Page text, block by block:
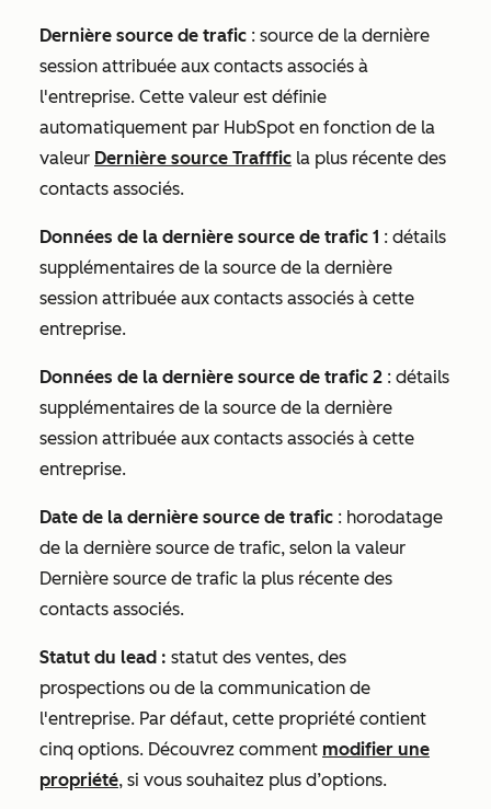
Dernière source de trafic : source de la dernière
session attribuée aux contacts associés à
l'entreprise. Cette valeur est définie
automatiquement par HubSpot en fonction de la
valeur Dernière source Trafffic la plus récente des
contacts associés.
Données de la dernière source de trafic 1 : détails
supplémentaires de la source de la dernière
session attribuée aux contacts associés à cette
entreprise.
Données de la dernière source de trafic 2 : détails
supplémentaires de la source de la dernière
session attribuée aux contacts associés à cette
entreprise.
Date de la dernière source de trafic : horodatage
de la dernière source de trafic, selon la valeur
Dernière source de trafic la plus récente des
contacts associés.
Statut du lead : statut des ventes, des
prospections ou de la communication de
l'entreprise. Par défaut, cette propriété contient
cinq options. Découvrez comment modifier une
propriété, si vous souhaitez plus d’options.